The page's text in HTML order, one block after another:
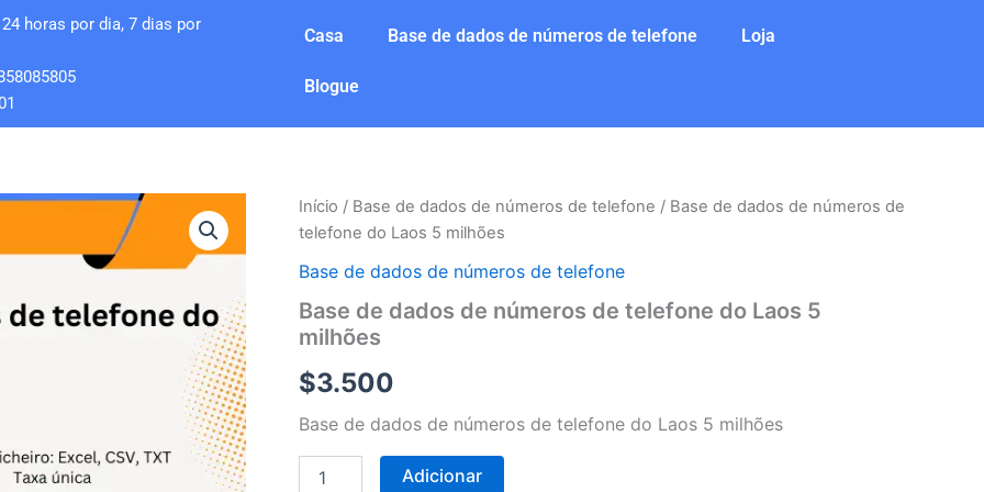
horas por dia, 7 dias por
Casa Base de dados de números de telefone Loja
Blogue
Início / Base de dados de números de telefone / Base de dados de números de
telefone do Laos 5 milhões
Base de dados de números de telefone
Base de dados de números de telefone do Laos 5
milhões
$3.500
Base de dados de números de telefone do Laos 5 milhões
Quantidade
de
de
de
números
telefone
do
Laos
Adicionar